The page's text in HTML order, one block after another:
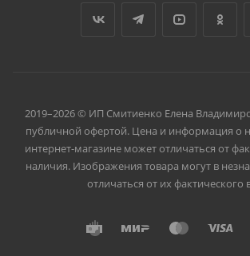
2019–2026 © ИП Смитиенко Елена
публичной офертой. Цена и информация о
интернет-магазине может отличаться от
наличия. Изображения товара могут в
отличаться от их фактического